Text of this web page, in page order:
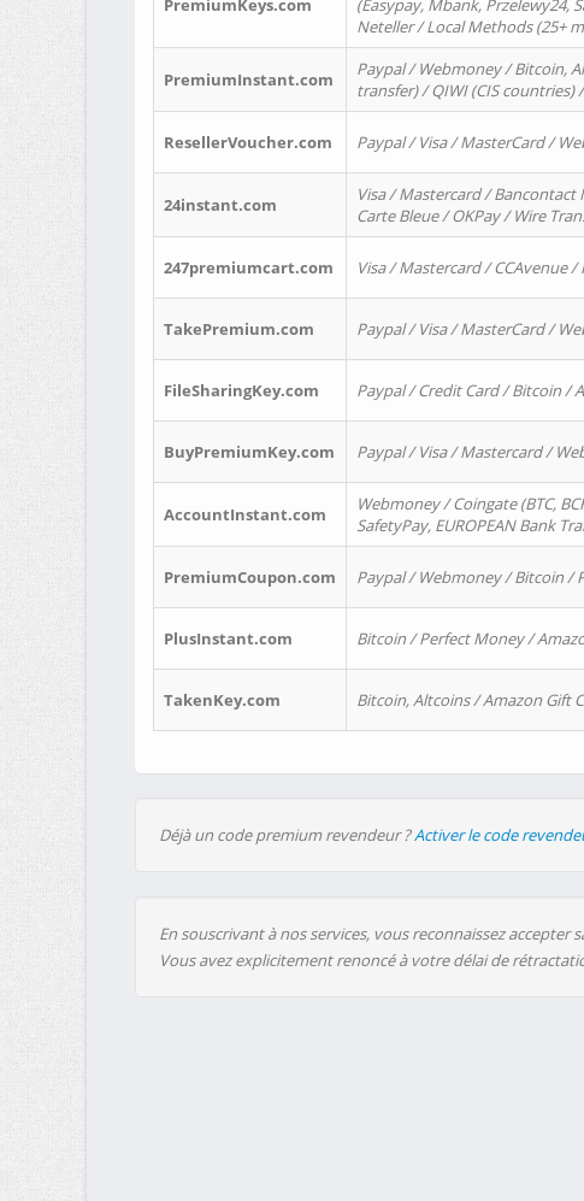
PremiumKeys.com
(Easypay, Mbank, Przelewy24,
Neteller / Local Methods (25+
PremiumInstant.com
Paypal / Webmoney / Bitcoin,
transfer) / QIWI (CIS
ResellerVoucher.com Paypal / Visa / MasterCard /
24instant.com
Visa / Mastercard / Bancontact
Carte Bleue / OKPay / Wire
247premiumcart.com Visa / Mastercard / CCAvenue
TakePremium.com Paypal / Visa / MasterCard /
FileSharingKey.com Paypal / Credit Card / Bitcoin /
BuyPremiumKey.com Paypal / Visa / Mastercard /
AccountInstant.com
Webmoney / Coingate (BTC,
SafetyPay, EUROPEAN Bank
PremiumCoupon.com Paypal / Webmoney / Bitcoin /
PlusInstant.com Bitcoin / Perfect Money /
TakenKey.com Bitcoin, Altcoins / Amazon Gift
Déjà un code premium revendeur ?Activer le code
En souscrivant à nos services, vous reconnaissez
Vous avez explicitement renoncé à votre délai de